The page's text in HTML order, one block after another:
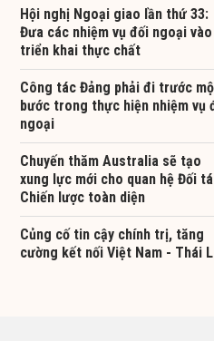
Hội nghị Ngoại giao lần thứ 33:
Đưa các nhiệm vụ đối ngoại vào
triển khai thực chất
Công tác Đảng phải đi trước
bước trong thực hiện nhiệm vụ
ngoại
Chuyến thăm Australia sẽ tạo
xung lực mới cho quan hệ Đối
Chiến lược toàn diện
Củng cố tin cậy chính trị, tăng
cường kết nối Việt Nam - Thái